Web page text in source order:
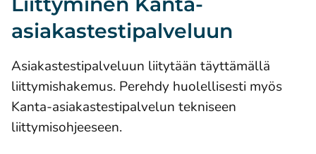
asiakastestipalveluun
Asiakastestipalveluun liitytään täyttämällä
liittymishakemus. Perehdy huolellisesti myös
Kanta-asiakastestipalvelun tekniseen
liittymisohjeeseen.